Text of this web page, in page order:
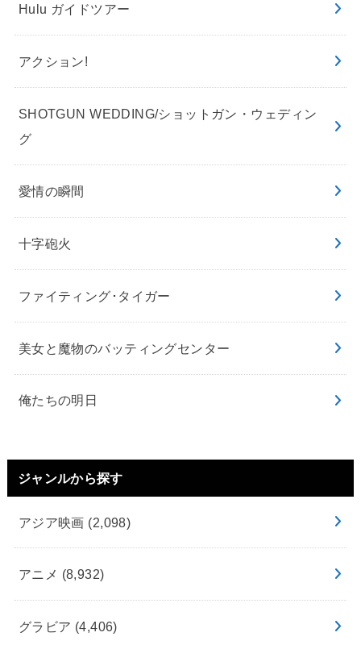
Hulu ガイドツアー
アクション!
SHOTGUN WEDDING/ショットガン・ウェディン
グ
愛情の瞬間
十字砲火
ファイティング･タイガー
美女と魔物のバッティングセンター
俺たちの明日
ジャンルから探す
アジア映画 (2,098)
アニメ (8,932)
グラビア (4,406)